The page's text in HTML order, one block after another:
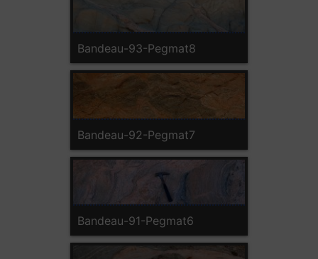
Bandeau-93-Pegmat8
Bandeau-92-Pegmat7
Bandeau-91-Pegmat6